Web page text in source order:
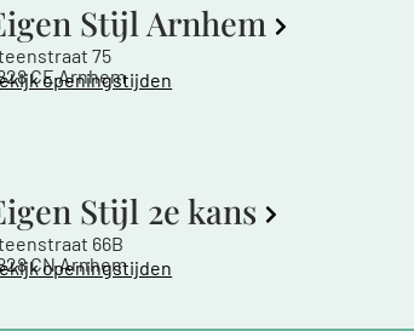
Stijl Arnhem
75
CE Arnhem
openingstijden
Stijl 2e kans
66B
CN Arnhem
openingstijden